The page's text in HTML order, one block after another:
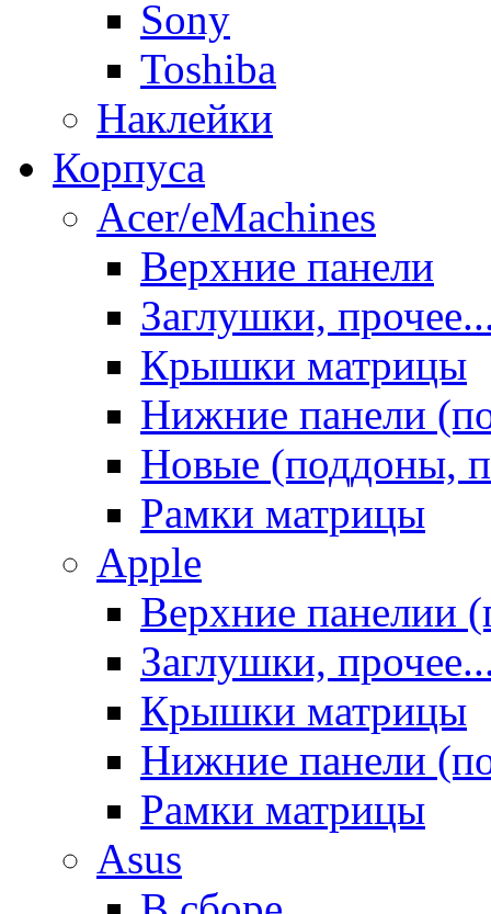
Sony
Toshiba
Наклейки
Корпуса
Acer/eMachines
Верхние панели
Заглушки,
Крышки матрицы
Нижние панели
Новые (поддоны,
Рамки матрицы
Apple
Верхние панелии
Заглушки,
Крышки матрицы
Нижние панели
Рамки матрицы
Asus